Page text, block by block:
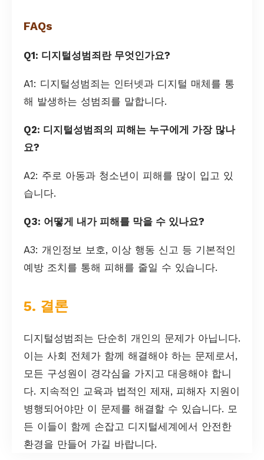
FAQs
Q1: 디지털성범죄란 무엇인가요?
A1: 디지털성범죄는 인터넷과 디지털 매체를 통
해 발생하는 성범죄를 말합니다.
Q2: 디지털성범죄의 피해는 누구에게 가장 많나
요?
A2: 주로 아동과 청소년이 피해를 많이 입고 있
습니다.
Q3: 어떻게 내가 피해를 막을 수 있나요?
A3: 개인정보 보호, 이상 행동 신고 등 기본적인
예방 조치를 통해 피해를 줄일 수 있습니다.
5. 결론
디지털성범죄는 단순히 개인의 문제가 아닙니다.
이는 사회 전체가 함께 해결해야 하는 문제로서,
모든 구성원이 경각심을 가지고 대응해야 합니
다. 지속적인 교육과 법적인 제재, 피해자 지원이
병행되어야만 이 문제를 해결할 수 있습니다. 모
든 이들이 함께 손잡고 디지털세계에서 안전한
환경을 만들어 가길 바랍니다.